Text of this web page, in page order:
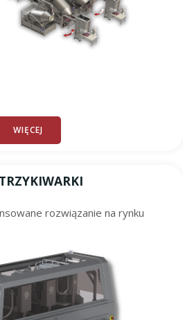
WIĘCEJ
rozwiązanie na rynku